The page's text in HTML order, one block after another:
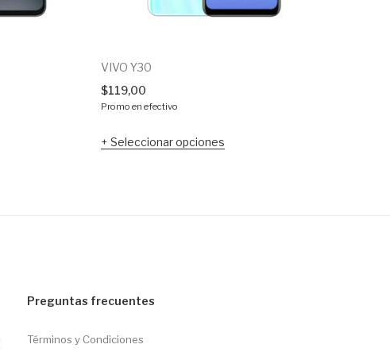
VIVO Y30
$119,00
Promo en efectivo
Seleccionar opciones
Preguntas frecuentes
Términos y Condiciones